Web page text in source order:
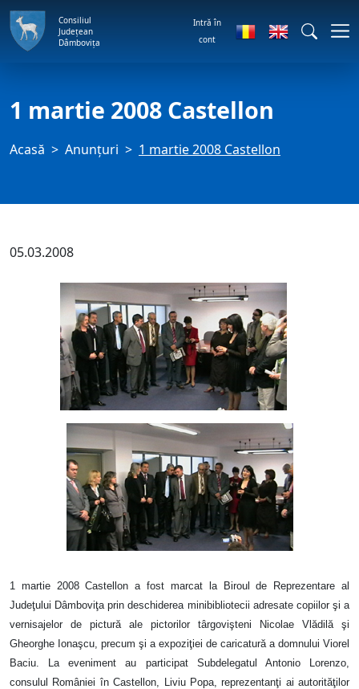
Consiliul
Județean
Dâmbovița
Intră în
cont
1 martie 2008 Castellon
Acasă Anunţuri 1 martie 2008 Castellon
05.03.2008
1 martie 2008 Castellon a fost marcat la Biroul de Reprezentare al
Judeţului Dâmboviţa prin deschiderea minibibliotecii adresate copiilor şi a
vernisajelor de pictură ale pictorilor târgovişteni Nicolae Vlădilă şi
Gheorghe Ionaşcu, precum şi a expoziţiei de caricatură a domnului Viorel
Baciu. La eveniment au participat Subdelegatul Antonio Lorenzo,
consulul României în Castellon, Liviu Popa, reprezentanţi ai autorităţilor